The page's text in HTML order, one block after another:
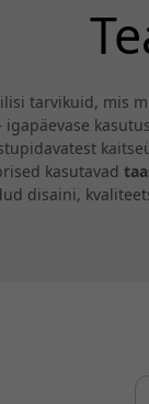
tarvikuid, mis
kasutavad
disaini,